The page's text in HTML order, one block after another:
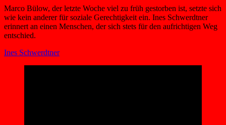
Marco Bülow, der letzte Woche viel zu früh gestorben ist, setzte sich
wie kein anderer für soziale Gerechtigkeit ein. Ines Schwerdtner
erinnert an einen Menschen, der sich stets für den aufrichtigen Weg
entschied.
Ines Schwerdtner